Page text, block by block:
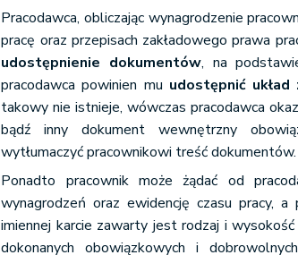
Pracodawca, obliczając wynagrodzenie
pracę oraz przepisach zakładowego prawa
udostępnienie dokumentów, na
pracodawca powinien mu udostępnić
takowy nie istnieje, wówczas pracodawca
bądź inny dokument wewnętrzny
wytłumaczyć pracownikowi treść dokumentów.
Ponadto pracownik może żądać od
wynagrodzeń oraz ewidencję czasu pracy,
imiennej karcie zawarty jest rodzaj i
dokonanych obowiązkowych i